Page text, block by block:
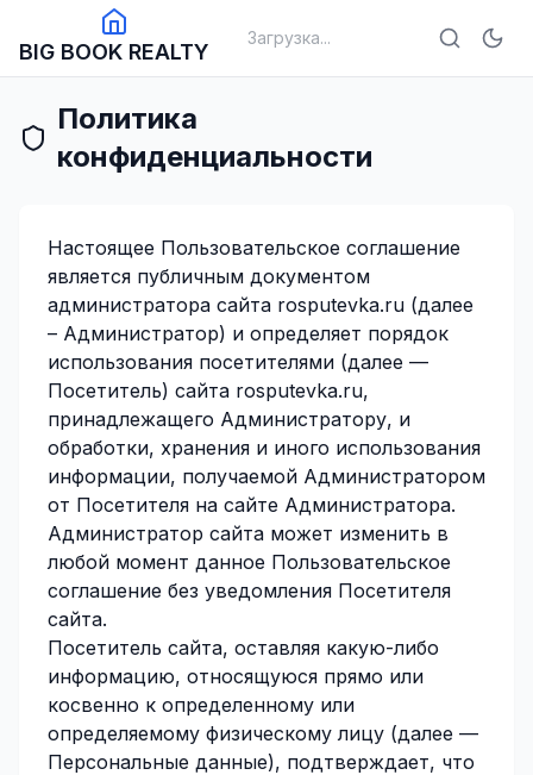
BIG BOOK REALTY
Загрузка...
Политика
конфиденциальности
Настоящее Пользовательское соглашение
является публичным документом
администратора сайта rosputevka.ru (далее
– Администратор) и определяет порядок
использования посетителями (далее —
Посетитель) сайта rosputevka.ru,
принадлежащего Администратору, и
обработки, хранения и иного использования
информации, получаемой Администратором
от Посетителя на сайте Администратора.
Администратор сайта может изменить в
любой момент данное Пользовательское
соглашение без уведомления Посетителя
сайта.
Посетитель сайта, оставляя какую-либо
информацию, относящуюся прямо или
косвенно к определенному или
определяемому физическому лицу (далее —
Персональные данные), подтверждает, что